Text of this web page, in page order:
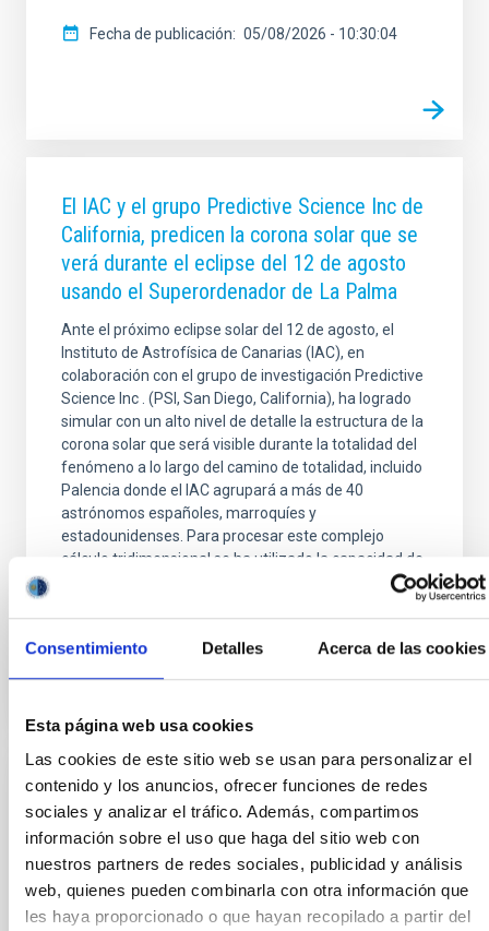
Consentimiento Detalles Acerca de las cookies
Esta página web usa cookies
Las cookies de este sitio web se usan para personalizar el
contenido y los anuncios, ofrecer funciones de redes
sociales y analizar el tráfico. Además, compartimos
información sobre el uso que haga del sitio web con
nuestros partners de redes sociales, publicidad y análisis
web, quienes pueden combinarla con otra información que
les haya proporcionado o que hayan recopilado a partir del
Fecha de publicación 05/08/2026 - 10:30:04
El IAC y el grupo Predictive Science Inc de
California, predicen la corona solar que se
verá durante el eclipse del 12 de agosto
usando el Superordenador de La Palma
Ante el próximo eclipse solar del 12 de agosto, el
Instituto de Astrofísica de Canarias (IAC), en
colaboración con el grupo de investigación Predictive
Science Inc . (PSI, San Diego, California), ha logrado
simular con un alto nivel de detalle la estructura de la
corona solar que será visible durante la totalidad del
fenómeno a lo largo del camino de totalidad, incluido
Palencia donde el IAC agrupará a más de 40
astrónomos españoles, marroquíes y
estadounidenses. Para procesar este complejo
cálculo tridimensional se ha utilizado la capacidad de
NOTA DE PRENSA
El IAC impulsa la formación en
comunicaciones cuánticas en el marco del
proyecto CELESTE
El curso, impartido por Hannah Thiel, investigadora